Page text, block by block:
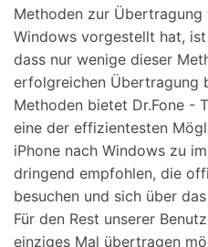
Methoden zur
Windows vorgestellt hat,
dass nur wenige dieser
erfolgreichen Übertragung
Methoden bietet Dr.Fone -
eine der effizientesten
iPhone nach Windows zu
dringend empfohlen, die
besuchen und sich über
Für den Rest unserer
einziges Mal übertragen